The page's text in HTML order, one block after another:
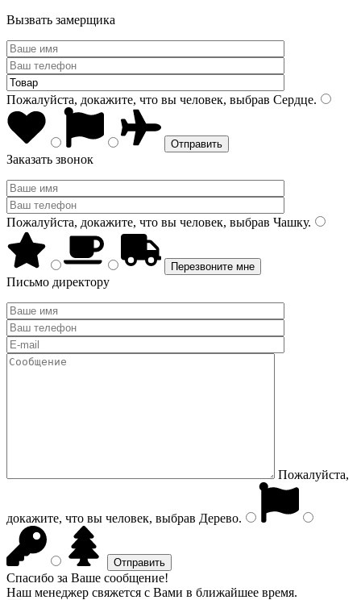
Вызвать замерщика
Пожалуйста, докажите, что вы человек, выбрав Сердце.
Заказать звонок
Пожалуйста, докажите, что вы человек, выбрав Чашку.
Письмо директору
Пожалуйста,
докажите, что вы человек, выбрав Дерево.
Спасибо за Ваше сообщение!
Наш менеджер свяжется с Вами в ближайшее время.